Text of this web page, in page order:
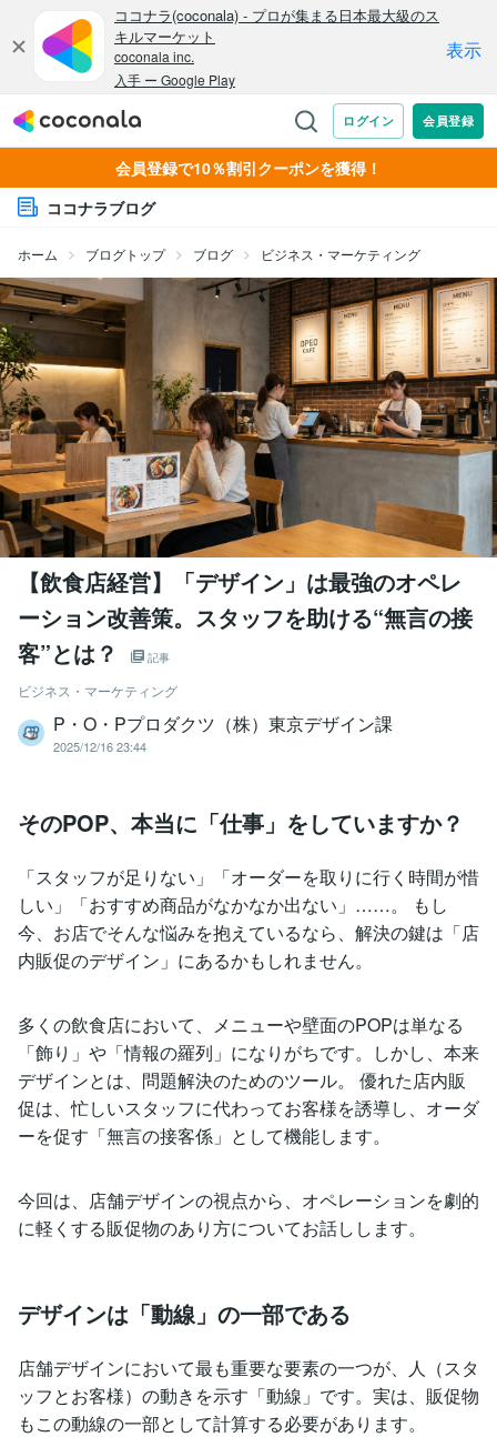
会員登録で10％割引クーポンを獲得！
ココナラブログ
ホーム ブログトップ ブログ ビジネス・マーケティング
【飲食店経営】「デザイン」は最強のオペレ
ーション改善策。スタッフを助ける“無言の接
客”とは？
記事
ビジネス・マーケティング
P・O・Pプロダクツ（株）東京デザイン課
2025/12/16 23:44
そのPOP、本当に「仕事」をしていますか？
「スタッフが足りない」「オーダーを取りに行く時間が惜
しい」「おすすめ商品がなかなか出ない」……。 もし
今、お店でそんな悩みを抱えているなら、解決の鍵は「店
内販促のデザイン」にあるかもしれません。
多くの飲食店において、メニューや壁面のPOPは単なる
「飾り」や「情報の羅列」になりがちです。しかし、本来
デザインとは、問題解決のためのツール。 優れた店内販
促は、忙しいスタッフに代わってお客様を誘導し、オーダ
ーを促す「無言の接客係」として機能します。
今回は、店舗デザインの視点から、オペレーションを劇的
に軽くする販促物のあり方についてお話しします。
デザインは「動線」の一部である
店舗デザインにおいて最も重要な要素の一つが、人（スタ
ッフとお客様）の動きを示す「動線」です。実は、販促物
もこの動線の一部として計算する必要があります。